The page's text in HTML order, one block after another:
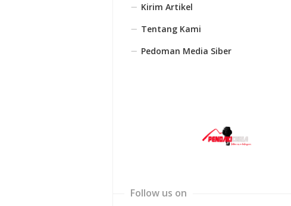
Kirim Artikel
Tentang Kami
Pedoman Media Siber
Follow us on